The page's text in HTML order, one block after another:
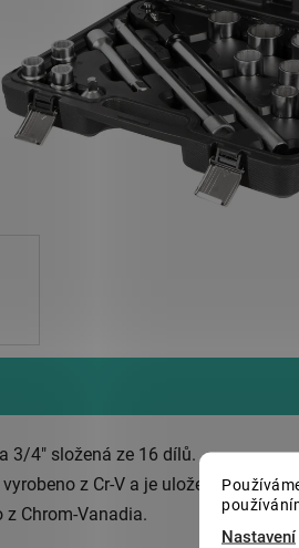
Nastavení
3/4" složená ze 16 dílů.
z Cr-V a je uloženo v
z Chrom-Vanadia.